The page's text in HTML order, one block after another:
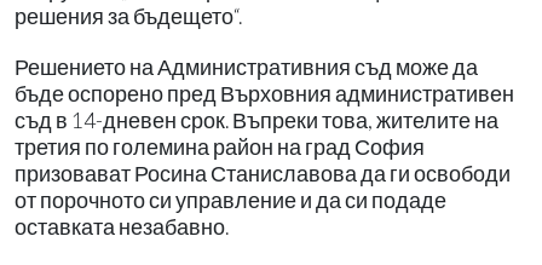
решения за бъдещето“.
Решението на Административния съд може да
бъде оспорено пред Върховния административен
съд в 14-дневен срок. Въпреки това, жителите на
третия по големина район на град София
призовават Росина Станиславова да ги освободи
от порочното си управление и да си подаде
оставката незабавно.